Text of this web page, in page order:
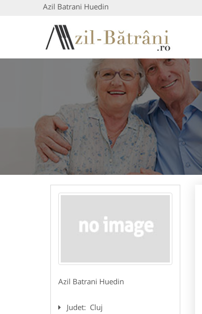
Azil Batrani Huedin
Azil Batrani Huedin
Judet: Cluj